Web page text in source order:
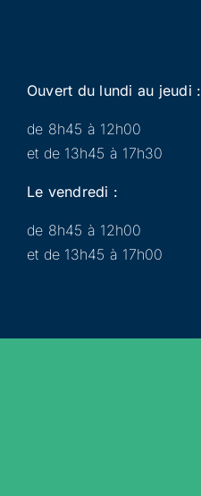
Ouvert du lundi au jeudi :
de 8h45 à 12h00
et de 13h45 à 17h30
Le vendredi :
de 8h45 à 12h00
et de 13h45 à 17h00